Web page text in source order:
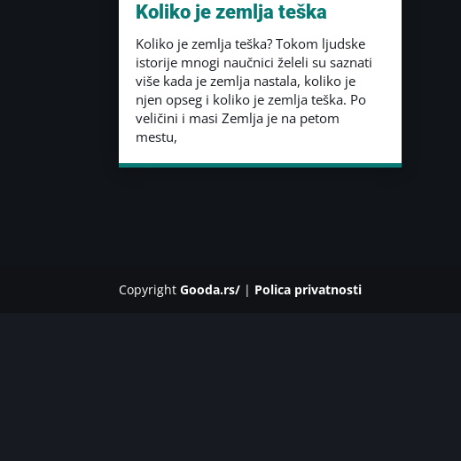
Koliko je zemlja teška
Koliko je zemlja teška? Tokom ljudske
istorije mnogi naučnici želeli su saznati
više kada je zemlja nastala, koliko je
njen opseg i koliko je zemlja teška. Po
veličini i masi Zemlja je na petom
mestu,
CopyrightGooda.rs/ | Polica privatnosti